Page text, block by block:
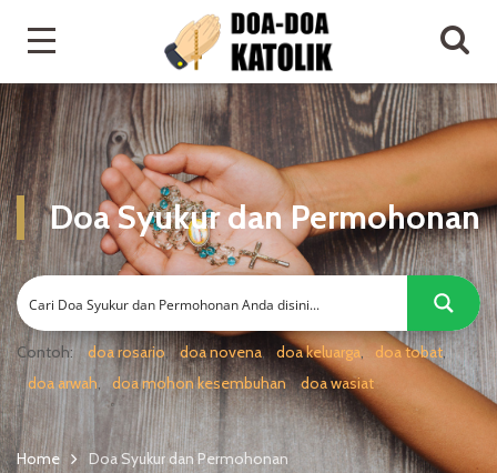
Doa Syukur dan Permohonan
Contoh: doa rosario doa novena doa keluarga
doa tobat
doa arwah
doa mohon kesembuhan doa wasiat
Home Doa Syukur dan Permohonan